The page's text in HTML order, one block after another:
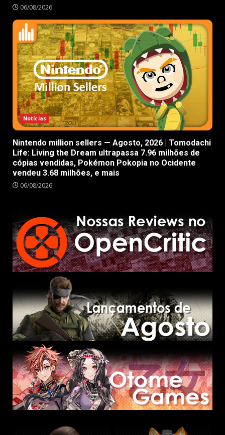
06/08/2026
Notícias
Nintendo million sellers — Agosto, 2026 | Tomodachi
Life: Living the Dream ultrapassa 7.96 milhões de
cópias vendidas, Pokémon Pokopia no Ocidente
vendeu 3.68 milhões, e mais
06/08/2026